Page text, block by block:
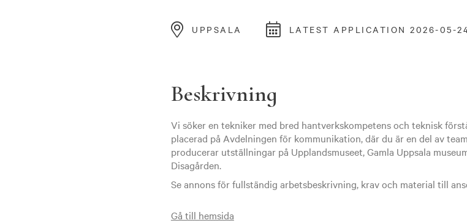
UPPSALA LATEST APPLICATION 2026-05-
Beskrivning
Vi söker en tekniker med bred hantverkskompetens och teknisk
placerad på Avdelningen för kommunikation, där du är en del av
producerar utställningar på Upplandsmuseet, Gamla Uppsala
Disagården.
Se annons för fullständig arbetsbeskrivning, krav och material till
Gå till hemsida